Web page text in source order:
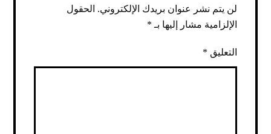
لن يتم نشر عنوان بريدك الإلكتروني. الحقول
الإلزامية مشار إليها بـ *
التعليق *